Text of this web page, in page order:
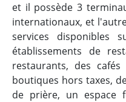
et il possède 3
internationaux, et
services disponibles
établissements de
restaurants, des
boutiques hors taxes,
de prière, un espace